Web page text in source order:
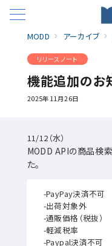
MODD アーカイブ
リリースノート
機能追加のお
2025年11月26日
11/12（水）
MODD APIの商品検
た。
-PayPay決済不可
-出荷対象外
-通販価格（税抜）
-軽減税率
-Paypal決済不可